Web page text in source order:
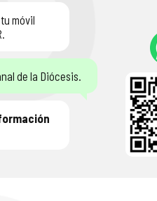
móvil
de la Diócesis.